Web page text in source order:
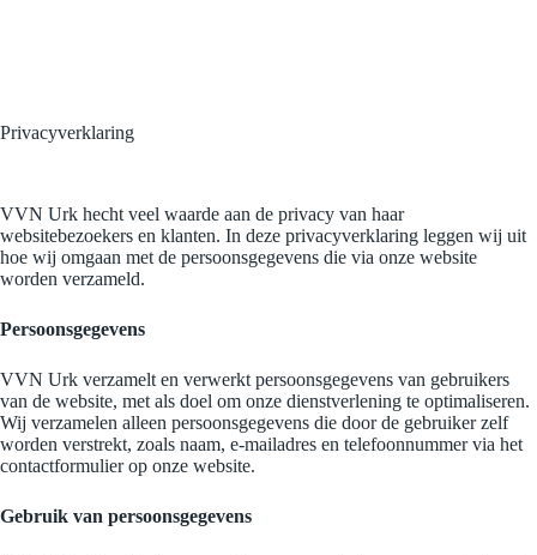
Privacyverklaring
VVN Urk hecht veel waarde aan de privacy van haar
websitebezoekers en klanten. In deze privacyverklaring leggen wij uit
hoe wij omgaan met de persoonsgegevens die via onze website
worden verzameld.
Persoonsgegevens
VVN Urk verzamelt en verwerkt persoonsgegevens van gebruikers
van de website, met als doel om onze dienstverlening te optimaliseren.
Wij verzamelen alleen persoonsgegevens die door de gebruiker zelf
worden verstrekt, zoals naam, e-mailadres en telefoonnummer via het
contactformulier op onze website.
Gebruik van persoonsgegevens